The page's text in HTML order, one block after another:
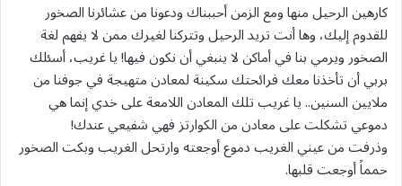
كارهين الرحيل منها ومع الزمن أحببناك ودعونا من عشائرنا الصخور
للقدوم إليك، وها أنت تريد الرحيل وتتركنا لغيرك ممن لا يفهم لغة
الصخور ويرمي بنا في أماكن لا ينبغي أن نكون فيها! يا غريب، أسئلك
بربي أن تأخذنا معك فرائحتك سكينة لمعادن متهيجة في جوفنا من
ملايين السنين.. يا غريب تلك المعادن اللامعة على خدي إنما هي
دموعي تشكلت على معادن من الكوارتز فهي شفيعي عندك!
وذرفت من عيني الغريب دموع أوجعته وارتحل الغريب وبكت الصخور
حمماً أوجعت قلبها.